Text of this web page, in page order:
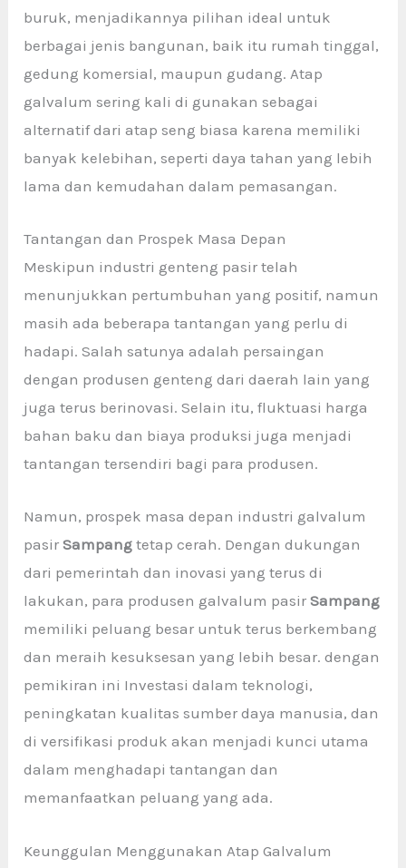
buruk, menjadikannya pilihan ideal untuk
berbagai jenis bangunan, baik itu rumah tinggal,
gedung komersial, maupun gudang. Atap
galvalum sering kali di gunakan sebagai
alternatif dari atap seng biasa karena memiliki
banyak kelebihan, seperti daya tahan yang lebih
lama dan kemudahan dalam pemasangan.
Tantangan dan Prospek Masa Depan
Meskipun industri genteng pasir telah
menunjukkan pertumbuhan yang positif, namun
masih ada beberapa tantangan yang perlu di
hadapi. Salah satunya adalah persaingan
dengan produsen genteng dari daerah lain yang
juga terus berinovasi. Selain itu, fluktuasi harga
bahan baku dan biaya produksi juga menjadi
tantangan tersendiri bagi para produsen.
Namun, prospek masa depan industri galvalum
pasirSampangtetap cerah. Dengan dukungan
dari pemerintah dan inovasi yang terus di
lakukan, para produsen galvalum pasirSampang
memiliki peluang besar untuk terus berkembang
dan meraih kesuksesan yang lebih besar. dengan
pemikiran ini Investasi dalam teknologi,
peningkatan kualitas sumber daya manusia, dan
di versifikasi produk akan menjadi kunci utama
dalam menghadapi tantangan dan
memanfaatkan peluang yang ada.
Keunggulan Menggunakan Atap Galvalum